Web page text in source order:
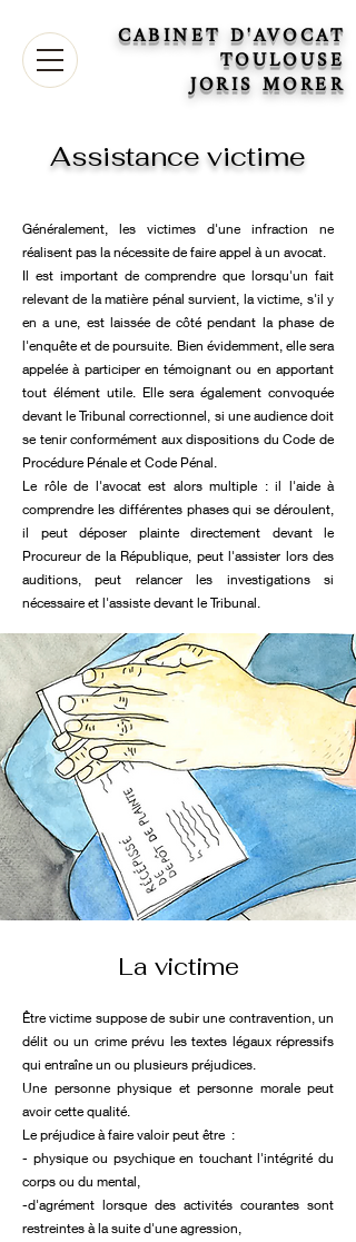
CABINET D'AVOCAT
TOULOUSE
JORIS MORER
Assistance victime
Généralement, les victimes d'une infraction ne
réalisent pas la nécessite de faire appel à un avocat.
Il est important de comprendre que lorsqu'un fait
relevant de la matière pénal survient, la victime, s'il y
en a une, est laissée de côté pendant la phase de
l'enquête et de poursuite. Bien évidemment, elle sera
appelée à participer en témoignant ou en apportant
tout élément utile. Elle sera également convoquée
devant le Tribunal correctionnel, si une audience doit
se tenir conformément aux dispositions du Code de
Procédure Pénale et Code Pénal.
Le rôle de l'avocat est alors multiple : il l'aide à
comprendre les différentes phases qui se déroulent,
il peut déposer plainte directement devant le
Procureur de la République, peut l'assister lors des
auditions, peut relancer les investigations si
nécessaire et l'assiste devant le Tribunal.
La victime
Être victime suppose de subir une contravention, un
délit ou un crime prévu les textes légaux répressifs
qui entraîne un ou plusieurs préjudices.
Une personne physique et personne morale peut
avoir cette qualité.
Le préjudice à fairevaloir peut être :
- physique ou psychique en touchant l'intégrité du
corps ou du mental,
-d'agrément lorsque des activités courantes sont
restreintes à la suite d'une agression,